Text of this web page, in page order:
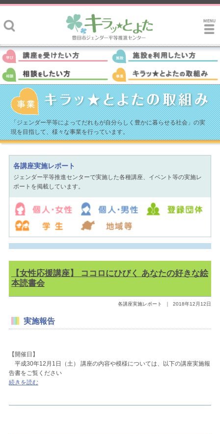
「ジェンダー平等によってだれもが自分らしく豊かに暮らせる社会」の実
現を目指して、様々な事業を行っています。
各講座実施レポート
ジェンダー平等推進センターで実施した各種講座、イベント等の実施レ
ポートを掲載しています。
【女性応援講座】 ココロにひびく あなたの好きな絵
本読書会
各講座実施レポート ｜ 2018年12月12日
実施報告
【開催日】
平成30年12月1日（土） 講座の内容や模様については、以下の講座実施報
告書をご覧ください
続きを読む